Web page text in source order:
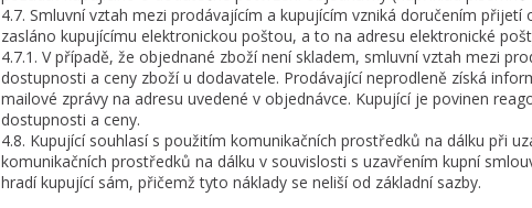
4.7. Smluvní vztah mezi prodávajícím a kupujícím vzniká doručením
zasláno kupujícímu elektronickou poštou, a to na adresu elektronické
4.7.1. V případě, že objednané zboží není skladem, smluvní vztah mezi
dostupnosti a ceny zboží u dodavatele. Prodávající neprodleně získá
mailové zprávy na adresu uvedené v objednávce. Kupující je povinen
dostupnosti a ceny.
4.8. Kupující souhlasí s použitím komunikačních prostředků na dálku při
komunikačních prostředků na dálku v souvislosti s uzavřením kupní
hradí kupující sám, přičemž tyto náklady se neliší od základní sazby.